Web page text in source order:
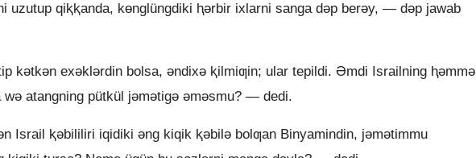
uzutup qiⱪⱪanda, kɵnglüngdiki ⱨǝrbir ixlarni sanga dǝp berǝy, — dǝp jawab
kǝtkǝn exǝklǝrdin bolsa, ǝndixǝ ⱪilmiƣin; ular tepildi. Əmdi Israilning ⱨǝmmǝ
atangning pütkül jǝmǝtigǝ ǝmǝsmu? — dedi.
Israil ⱪǝbililiri iqidiki ǝng kiqik ⱪǝbilǝ bolƣan Binyamindin, jǝmǝtimmu